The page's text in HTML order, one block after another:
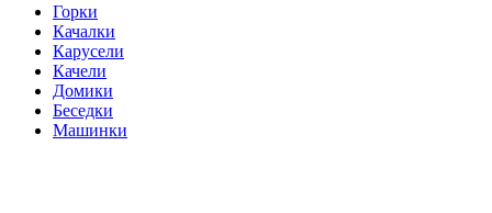
Горки
Качалки
Карусели
Качели
Домики
Беседки
Машинки